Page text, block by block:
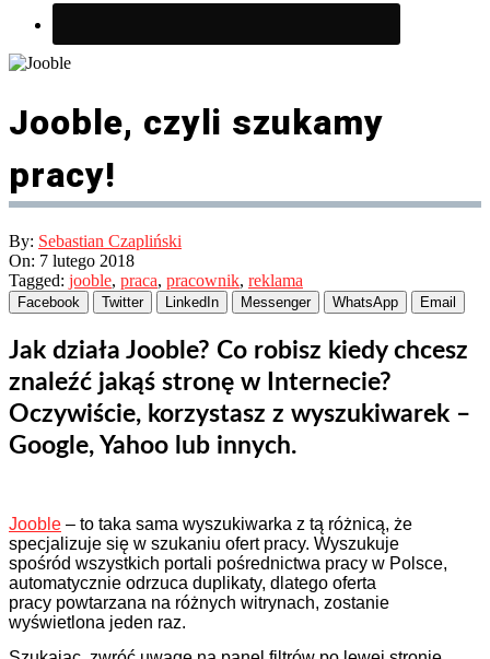
Jooble, czyli szukamy
pracy!
By: Sebastian Czapliński
On: 7 lutego 2018
Tagged: jooble, praca, pracownik, reklama
Facebook Twitter LinkedIn Messenger WhatsApp Email
Jak działa Jooble? Co robisz kiedy chcesz
znaleźć jakąś stronę w Internecie?
Oczywiście, korzystasz z wyszukiwarek –
Google, Yahoo lub innych.
Jooble – to taka sama wyszukiwarka z tą różnicą, że
specjalizuje się w szukaniu ofert pracy. Wyszukuje
spośród wszystkich portali pośrednictwa pracy w Polsce,
automatycznie odrzuca duplikaty, dlatego oferta
pracy powtarzana na różnych witrynach, zostanie
wyświetlona jeden raz.